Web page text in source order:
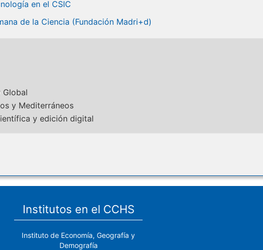
en el CSIC
de la Ciencia (Fundación Madri+d)
Global
y Mediterráneos
y edición digital
Institutos en el CCHS
Instituto de Economía, Geografía y
Demografía